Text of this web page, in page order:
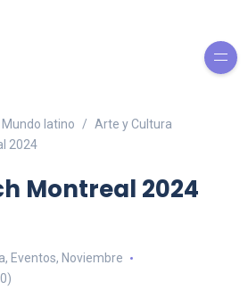
Mundo latino
Arte y Cultura
2024
Montreal 2024
, Eventos, Noviembre